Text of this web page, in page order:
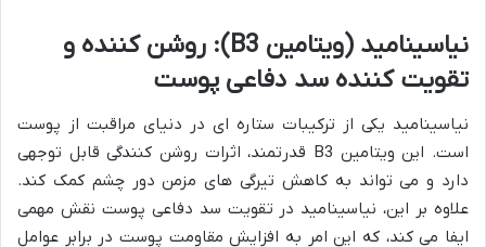
نیاسینامید (ویتامین B3): روشن کننده و
تقویت کننده سد دفاعی پوست
نیاسینامید یکی از ترکیبات ستاره ای در دنیای مراقبت از پوست
است. این ویتامین B3 قدرتمند، اثرات روشن کنندگی قابل توجهی
دارد و می تواند به کاهش تیرگی های مزمن دور چشم کمک کند.
علاوه بر این، نیاسینامید در تقویت سد دفاعی پوست نقش مهمی
ایفا می کند، که این امر به افزایش مقاومت پوست در برابر عوامل